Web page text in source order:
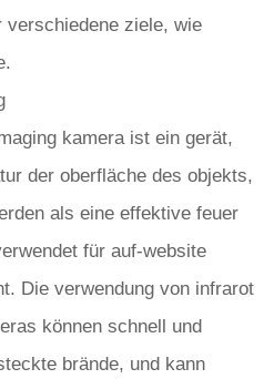
verschiedene ziele, wie
kamera ist ein gerät,
der oberfläche des objekts,
als eine effektive feuer
für auf-website
Die verwendung von infrarot
können schnell und
brände, und kann